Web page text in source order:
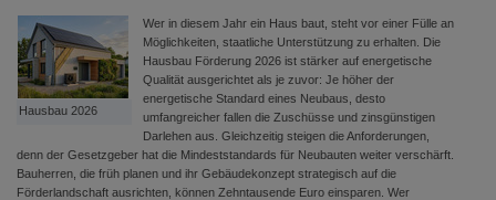
Hausbau 2026
Wer in diesem Jahr ein Haus baut, steht vor einer Fülle an
Möglichkeiten, staatliche Unterstützung zu erhalten. Die
Hausbau Förderung 2026 ist stärker auf energetische
Qualität ausgerichtet als je zuvor: Je höher der
energetische Standard eines Neubaus, desto
umfangreicher fallen die Zuschüsse und zinsgünstigen
Darlehen aus. Gleichzeitig steigen die Anforderungen,
denn der Gesetzgeber hat die Mindeststandards für Neubauten weiter verschärft.
Bauherren, die früh planen und ihr Gebäudekonzept strategisch auf die
Förderlandschaft ausrichten, können Zehntausende Euro einsparen. Wer